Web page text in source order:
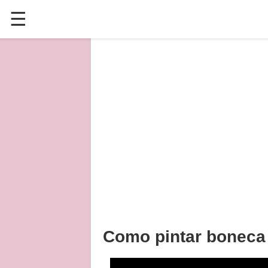
☰
✕
Como pintar